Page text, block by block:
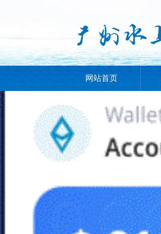
网站首页